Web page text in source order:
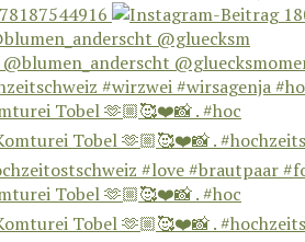
@gluecksm
Tobel 🫶🏼🥰❤️📸 . #hoc
Tobel 🫶🏼🥰❤️📸 . #hoc